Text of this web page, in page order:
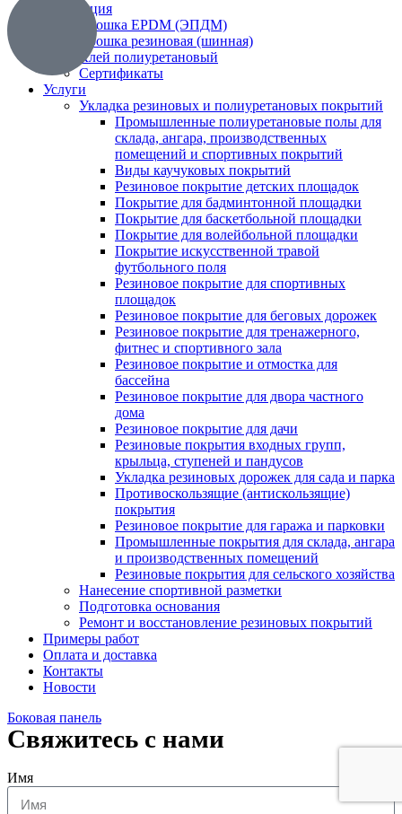
Продукция
Крошка EPDM (ЭПДМ)
Крошка резиновая (шинная)
Клей полиуретановый
Сертификаты
Услуги
Укладка резиновых и полиуретановых покрытий
Промышленные полиуретановые полы для
склада, ангара, производственных
помещений и спортивных покрытий
Виды каучуковых покрытий
Резиновое покрытие детских площадок
Покрытие для бадминтонной площадки
Покрытие для баскетбольной площадки
Покрытие для волейбольной площадки
Покрытие искусственной травой
футбольного поля
Резиновое покрытие для спортивных
площадок
Резиновое покрытие для беговых дорожек
Резиновое покрытие для тренажерного,
фитнес и спортивного зала
Резиновое покрытие и отмостка для
бассейна
Резиновое покрытие для двора частного
дома
Резиновое покрытие для дачи
Резиновые покрытия входных групп,
крыльца, ступеней и пандусов
Укладка резиновых дорожек для сада и парка
Противоскользящие (антискользящие)
покрытия
Резиновое покрытие для гаража и парковки
Промышленные покрытия для склада, ангара
и производственных помещений
Резиновые покрытия для сельского хозяйства
Нанесение спортивной разметки
Подготовка основания
Ремонт и восстановление резиновых покрытий
Примеры работ
Оплата и доставка
Контакты
Новости
Боковая панель
Свяжитесь с нами
Имя